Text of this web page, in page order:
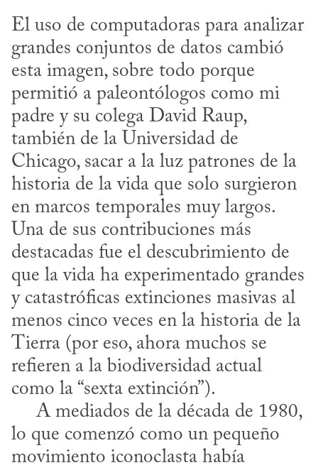
El uso de computadoras para analizar
grandes conjuntos de datos cambió
esta imagen, sobre todo porque
permitió a paleontólogos como mi
padre y su colega David Raup,
también de la Universidad de
Chicago, sacar a la luz patrones de la
historia de la vida que solo surgieron
en marcos temporales muy largos.
Una de sus contribuciones más
destacadas fue el descubrimiento de
que la vida ha experimentado grandes
y catastróficas extinciones masivas al
menos cinco veces en la historia de la
Tierra (por eso, ahora muchos se
refieren a la biodiversidad actual
como la “sexta extinción”).
lo que comenzó como un pequeño
movimiento iconoclasta había